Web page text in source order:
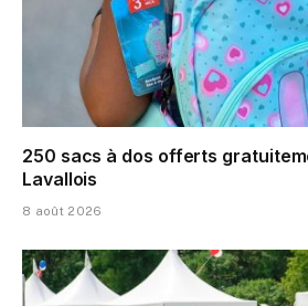
250 sacs à dos offerts
Lavallois
8 août 2026